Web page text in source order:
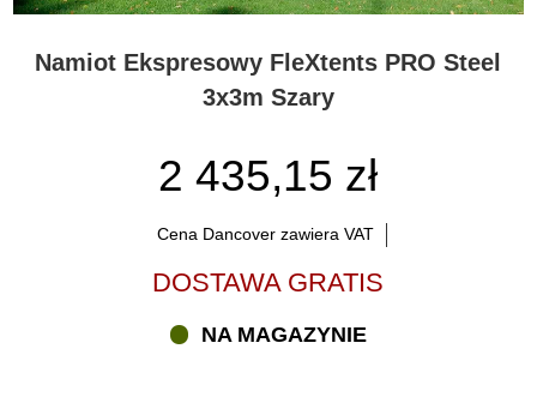
Namiot Ekspresowy FleXtents PRO Steel
3x3m Szary
2 435,15 zł
Cena Dancover zawiera VAT
DOSTAWA GRATIS
NA MAGAZYNIE